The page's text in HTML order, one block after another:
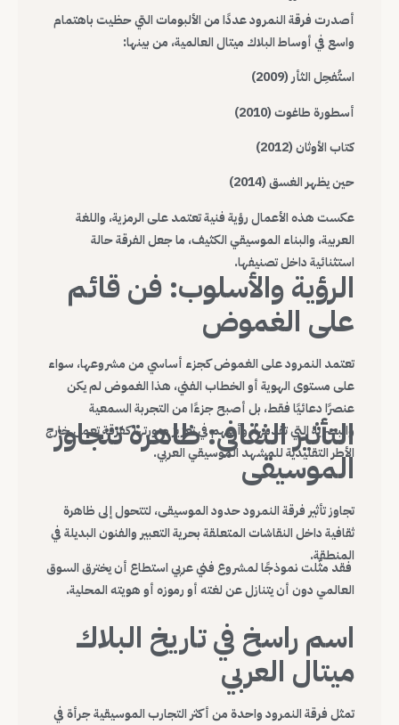
أصدرت فرقة النمرود عددًا من الألبومات التي حظيت باهتمام
واسع في أوساط البلاك ميتال العالمية، من بينها:
استُفحِل الثأر (2009)
أسطورة طاغوت (2010)
كتاب الأوثان (2012)
حين يظهر الغسق (2014)
عكست هذه الأعمال رؤية فنية تعتمد على الرمزية، واللغة
العربية، والبناء الموسيقي الكثيف، ما جعل الفرقة حالة
استثنائية داخل تصنيفها.
الرؤية والأسلوب: فن قائم
على الغموض
تعتمد النمرود على الغموض كجزء أساسي من مشروعها، سواء
على مستوى الهوية أو الخطاب الفني، هذا الغموض لم يكن
عنصرًا دعائيًا فقط، بل أصبح جزءًا من التجربة السمعية
والبصرية التي تقدمها، وأسهم في تعزيز صورتها كفرقة تعمل خارج
الأطر التقليدية للمشهد الموسيقي العربي.
التأثير الثقافي: ظاهرة تتجاوز
الموسيقى
تجاوز تأثير فرقة النمرود حدود الموسيقى، لتتحول إلى ظاهرة
ثقافية داخل النقاشات المتعلقة بحرية التعبير والفنون البديلة في
المنطقة.
فقد مثّلت نموذجًا لمشروع فني عربي استطاع أن يخترق السوق
العالمي دون أن يتنازل عن لغته أو رموزه أو هويته المحلية.
اسم راسخ في تاريخ البلاك
ميتال العربي
تمثل فرقة النمرود واحدة من أكثر التجارب الموسيقية جرأة في